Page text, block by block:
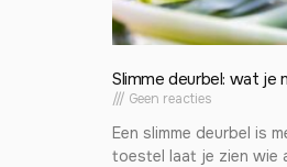
Slimme deurbel: wat
Geen reacties
Een slimme deurbel is
toestel laat je zien wie